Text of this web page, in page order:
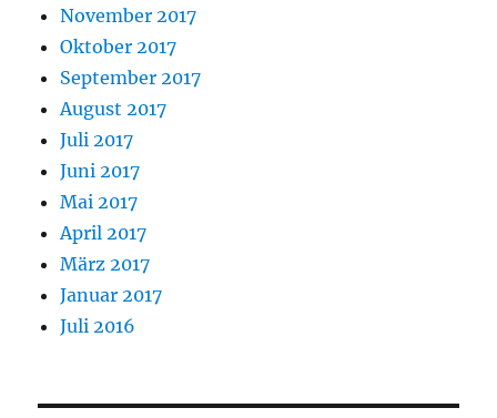
November 2017
Oktober 2017
September 2017
August 2017
Juli 2017
Juni 2017
Mai 2017
April 2017
März 2017
Januar 2017
Juli 2016